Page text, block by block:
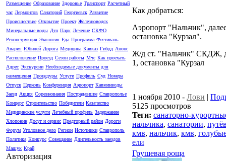
Размещение Образование Здоровье Транспорт Расчетный
час Лермонтов Санаторий Георгиевск Развитие
Происшествие Открытие Проект Железноводск
Минеральные воды Дтп Парк Лечение СКФО
Реконструкция Экология Еда Программа Фестиваль
Авария Юбилей Дорога Медицина Кавказ Гибдд Анонс
Расположение Проезд Сезон работы Мчс Как проехать
Адрес Экскурсии Необходимые документы для
размещения Процедуры Услуги Профиль Суд Номера
Отпуск Церковь Конференция Аэропорт Кавминводы
Заезд Акция Соревнования Пострадавшие Ставрополье
Концерт Строительство Победители Казачество
Медицинские услуги Лечебный профиль Задержание
Хлопонин Досуг и сервис Предгорный район Дороги
Форум Уголовное дело Регион Источники Ставрополь
Политика Конкурс Совещание Длительность заездов
Машук Край
Авторизация
Как добраться:
Аэропорт "Нальчик",
остановка "Курзал".
Ж/д ст. "Нальчик" СКДЖ,
1, остановка "Курзал
1 ноября 2010 - Лови |
5125 просмотров
Теги: санаторно-
нальчика, санатории,
кмв, нальчик, кмв,
ели
Грушевая роща